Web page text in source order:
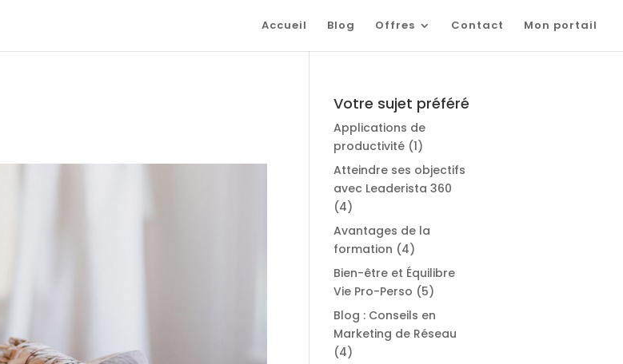
Accueil Blog Offres Contact Mon portail
Votre sujet préféré
Applications de
productivité(1)
Atteindre ses objectifs
avec Leaderista 360
(4)
Avantages de la
formation (4)
Bien-être et Équilibre
Vie Pro-Perso (5)
Blog : Conseils en
Marketing de Réseau
(4)